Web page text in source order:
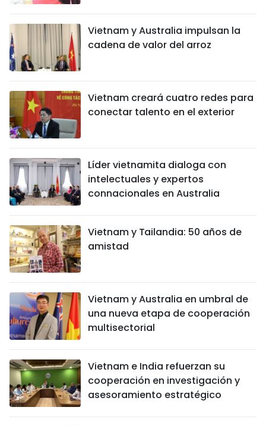
Vietnam y Australia impulsan la
cadena de valor del arroz
Vietnam creará cuatro redes para
conectar talento en el exterior
Líder vietnamita dialoga con
intelectuales y expertos
connacionales en Australia
Vietnam y Tailandia: 50 años de
amistad
Vietnam y Australia en umbral de
una nueva etapa de cooperación
multisectorial
Vietnam e India refuerzan su
cooperación en investigación y
asesoramiento estratégico